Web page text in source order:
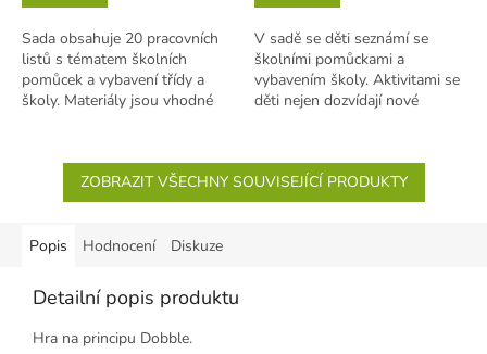
Sada obsahuje 20 pracovních
listů s tématem školních
pomůcek a vybavení třídy a
školy. Materiály jsou vhodné
V sadě se děti seznámí se
školními pomůckami a
vybavením školy. Aktivitami se
děti nejen dozvídají nové
ZOBRAZIT VŠECHNY SOUVISEJÍCÍ PRODUKTY
Popis Hodnocení Diskuze
Detailní popis produktu
Hra na principu Dobble.